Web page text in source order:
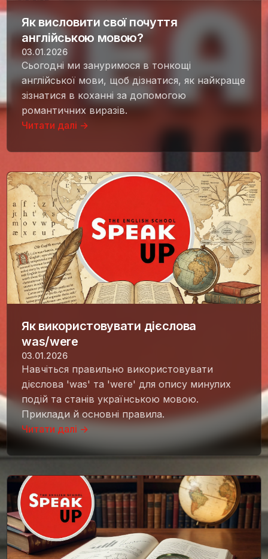
Як висловити свої почуття
англійською мовою?
03.01.2026
Сьогодні ми зануримося в тонкощі
англійської мови, щоб дізнатися, як найкраще
зізнатися в коханні за допомогою
романтичних виразів.
Читати далі →
Як використовувати дієслова
was/were
03.01.2026
Навчіться правильно використовувати
дієслова 'was' та 'were' для опису минулих
подій та станів українською мовою.
Приклади й основні правила.
Читати далі →